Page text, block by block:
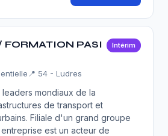
PASI
Intérim
📍 54 - Ludres
mondiaux de la
de transport et
Filiale d'un grand groupe
est un acteur de